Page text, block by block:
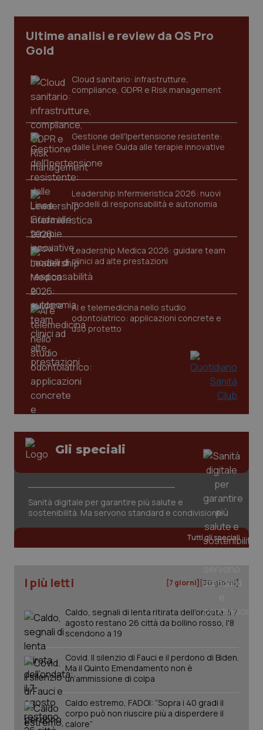
Ultime analisi e review da QS Pro
Gold
Cloud sanitario: infrastrutture,
compliance, GDPR e Risk management
Gestione dell'Ipertensione resistente:
dalle Linee Guida alle terapie innovative
Leadership Infermieristica 2026: nuovi
modelli di responsabilità e autonomia
Leadership Medica 2026: guidare team
clinici ad alte prestazioni
AI e telemedicina nello studio
odontoiatrico: applicazioni concrete e
uso protetto
Gli speciali
Sanità digitale per garantire più salute e
sostenibilità. Ma servono standard e condivisione
Tutti gli speciali
I più letti [7 giorni] [30 giorni]
Caldo, segnali di lenta ritirata dell'ondata: il 7
agosto restano 26 città da bollino rosso, l'8
scendono a 19
Covid. Il silenzio di Fauci e il perdono di Biden.
Ma il Quinto Emendamento non è
un’ammissione di colpa
Caldo estremo, FADOI: “Sopra i 40 gradi il
corpo può non riuscire più a disperdere il
calore”
sito web abilitandone funzionalità di base quali la
navigazione sulle pagine e l'accesso alle aree
protette del sito. Il sito web non è in grado di
Nome
Fornitore/
VISITOR_PRIVACY_METADATA
www.quotidianosanita.it
tracking-sites-ironfish-
tracking-enable
www.quotidianosanita.it
tracking-sites-ironfish-
session-id
www.quotidianosanita.it